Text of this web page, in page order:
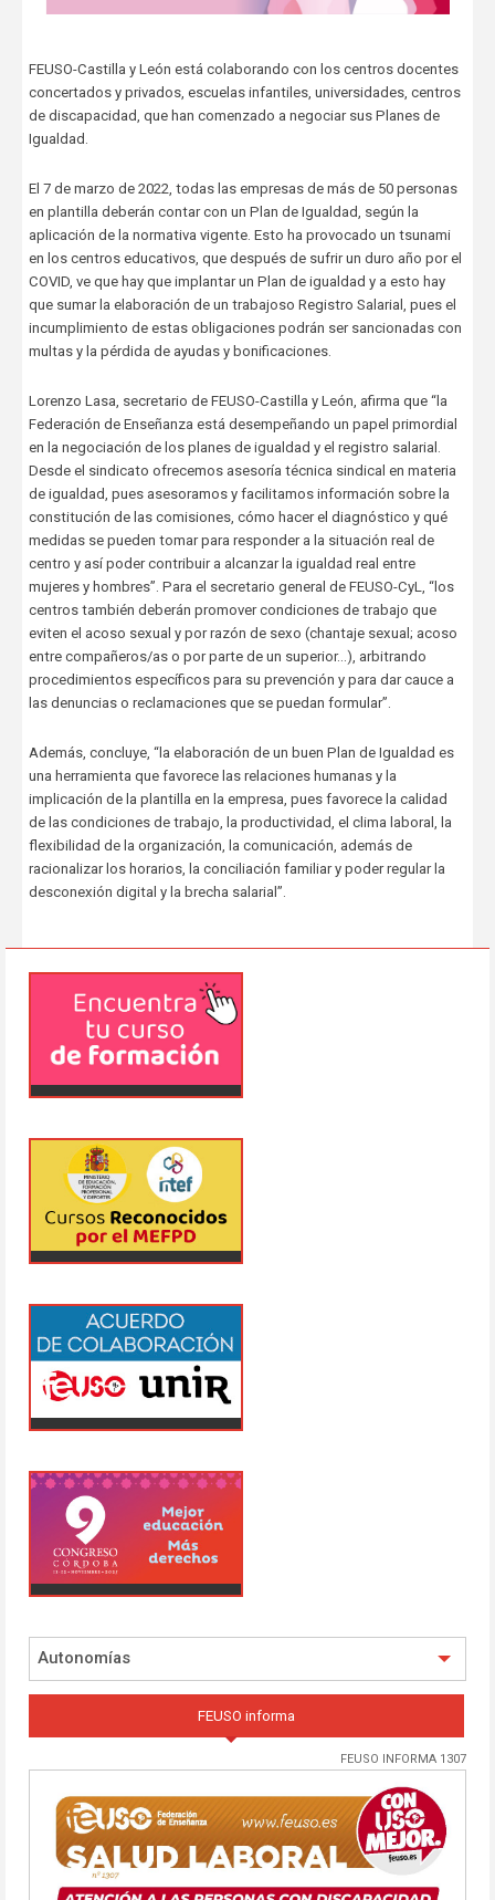
FEUSO-Castilla y León está colaborando con los centros docentes
concertados y privados, escuelas infantiles, universidades, centros
de discapacidad, que han comenzado a negociar sus Planes de
Igualdad.
El 7 de marzo de 2022, todas las empresas de más de 50 personas
en plantilla deberán contar con un Plan de Igualdad, según la
aplicación de la normativa vigente. Esto ha provocado un tsunami
en los centros educativos, que después de sufrir un duro año por el
COVID, ve que hay que implantar un Plan de igualdad y a esto hay
que sumar la elaboración de un trabajoso Registro Salarial, pues el
incumplimiento de estas obligaciones podrán ser sancionadas con
multas y la pérdida de ayudas y bonificaciones.
Lorenzo Lasa, secretario de FEUSO-Castilla y León, afirma que “la
Federación de Enseñanza está desempeñando un papel primordial
en la negociación de los planes de igualdad y el registro salarial.
Desde el sindicato ofrecemos asesoría técnica sindical en materia
de igualdad, pues asesoramos y facilitamos información sobre la
constitución de las comisiones, cómo hacer el diagnóstico y qué
medidas se pueden tomar para responder a la situación real de
centro y así poder contribuir a alcanzar la igualdad real entre
mujeres y hombres”. Para el secretario general de FEUSO-CyL, “los
centros también deberán promover condiciones de trabajo que
eviten el acoso sexual y por razón de sexo (chantaje sexual; acoso
entre compañeros/as o por parte de un superior…), arbitrando
procedimientos específicos para su prevención y para dar cauce a
las denuncias o reclamaciones que se puedan formular”.
Además, concluye, “la elaboración de un buen Plan de Igualdad es
una herramienta que favorece las relaciones humanas y la
implicación de la plantilla en la empresa, pues favorece la calidad
de las condiciones de trabajo, la productividad, el clima laboral, la
flexibilidad de la organización, la comunicación, además de
racionalizar los horarios, la conciliación familiar y poder regular la
desconexión digital y la brecha salarial”.
Autonomías
FEUSO informa
FEUSO INFORMA 1307